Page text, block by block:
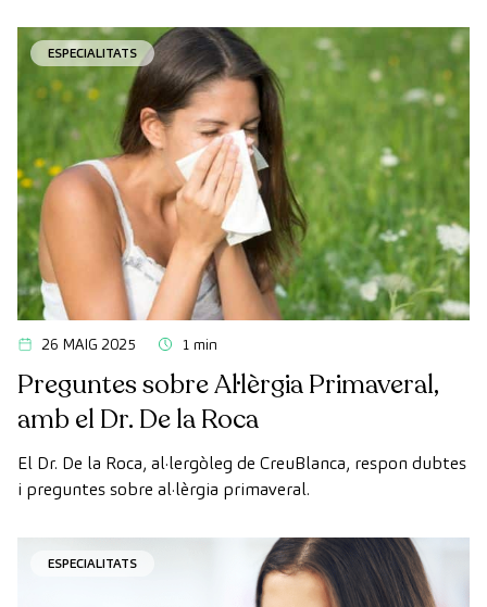
ESPECIALITATS
26 MAIG 2025 1 min
Preguntes sobre Al·lèrgia Primaveral,
amb el Dr. De la Roca
El Dr. De la Roca, al·lergòleg de CreuBlanca, respon dubtes
i preguntes sobre al·lèrgia primaveral.
ESPECIALITATS